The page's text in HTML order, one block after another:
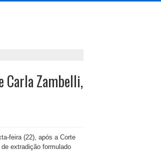
Carla Zambelli,
feira (22), após a Corte
extradição formulado